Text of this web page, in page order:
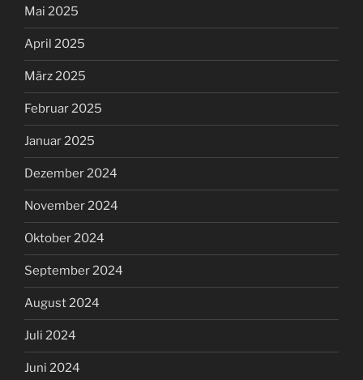
Mai 2025
April 2025
März 2025
Februar 2025
Januar 2025
Dezember 2024
November 2024
Oktober 2024
September 2024
August 2024
Juli 2024
Juni 2024